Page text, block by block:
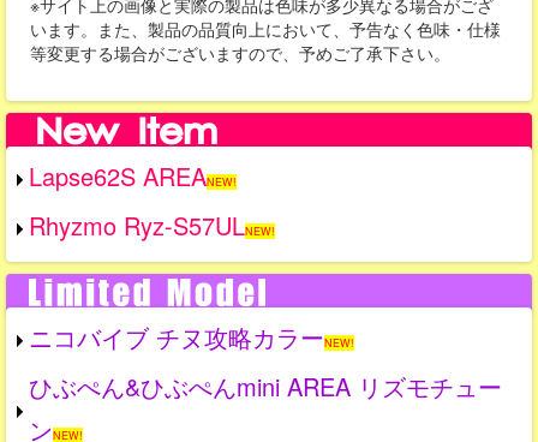
※サイト上の画像と実際の製品は色味が多少異なる場合がござ
います。また、製品の品質向上において、予告なく色味・仕様
等変更する場合がございますので、予めご了承下さい。
Lapse62S AREANEW!
Rhyzmo Ryz-S57ULNEW!
ニコバイブ チヌ攻略カラーNEW!
ひぶぺん&ひぶぺんmini AREA リズモチュー
ンNEW!